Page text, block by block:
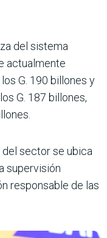
del sistema
actualmente
G. 190 billones y
G. 187 billones,
sector se ubica
supervisión
responsable de las